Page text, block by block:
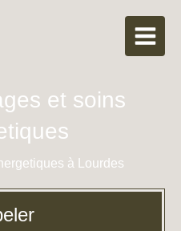
et soins
à Lourdes